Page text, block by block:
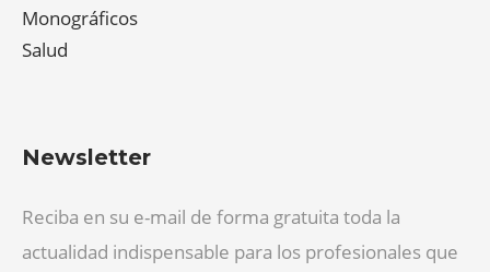
Monográficos
Salud
Newsletter
Reciba en su e-mail de forma gratuita toda la
actualidad indispensable para los profesionales que